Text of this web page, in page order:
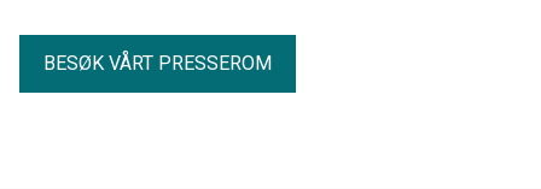
BESØK VÅRT PRESSEROM